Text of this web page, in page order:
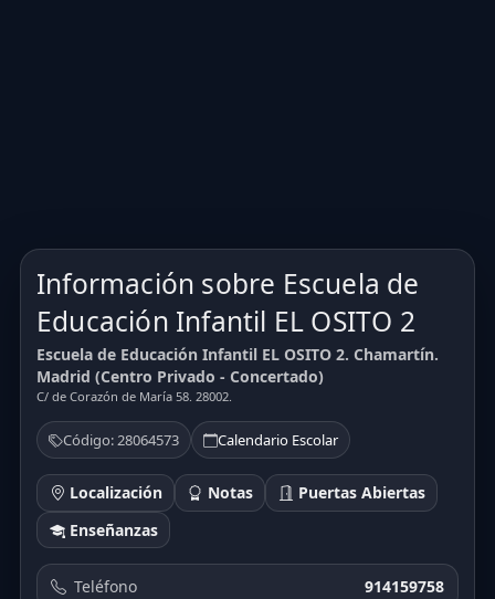
Información sobre Escuela de
Educación Infantil EL OSITO 2
Escuela de Educación Infantil EL OSITO 2. Chamartín.
Madrid (Centro Privado - Concertado)
C/ de Corazón de María 58. 28002.
Código: 28064573 Calendario Escolar
Localización Notas
Puertas Abiertas
Enseñanzas
Teléfono 914159758